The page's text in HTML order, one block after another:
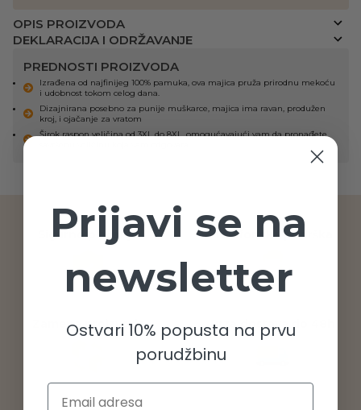
OPIS PROIZVODA
DEKLARACIJA I ODRŽAVANJE
PREDNOSTI PROIZVODA
Izrađena od najfinijeg 100% pamuka, ova majica pruža prirodnu mekoću
i udobnost tokom celog dana.
Dizajnirana posebno za punije muškarce, majica ima ravan, produžen
kroj, i ojačanje za vratom
Širok raspon veličina od 3XL do 8XL, omogućavajući vam da pronađete
Sigurno plaćanje Telefonska podrška
Zamena proizvoda Brza dostava do 48h
Prijavi se na
newsletter
Ostvari 10% popusta na prvu
porudžbinu
Email